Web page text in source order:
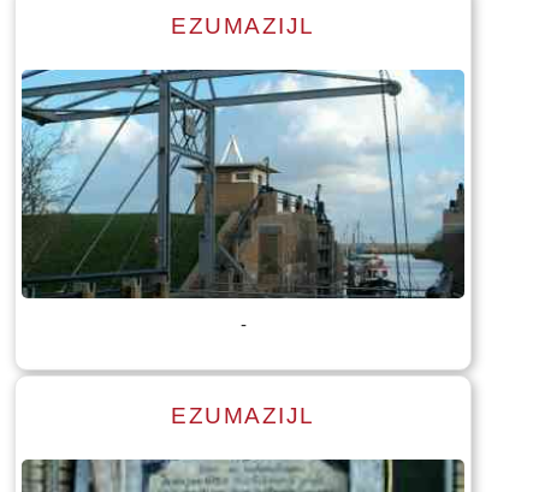
Lees meer
Tekst: © Foto: © Bauke Folkertsma
EZUMAZIJL
-
EZUMAZIJL